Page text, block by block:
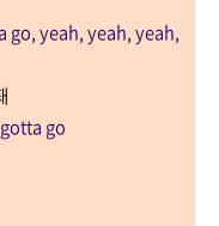
go, yeah, yeah, yeah,
go